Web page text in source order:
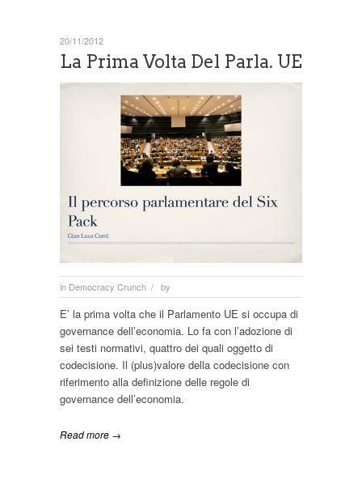
La Prima Volta Del Parla. UE
in Democracy Crunch / by
20/11/2012
E’ la prima volta che il Parlamento UE si occupa di
governance dell’economia. Lo fa con l’adozione di
sei testi normativi, quattro dei quali oggetto di
codecisione. Il (plus)valore della codecisione con
riferimento alla definizione delle regole di
governance dell’economia.
Read more →